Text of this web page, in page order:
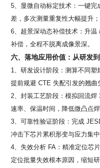
5、显微自动标定技术：一键
差，多次测量重复性大幅提升；
6、超景深动态补偿技术：升温
补偿，全程不脱离成像景深。
六、落地应用价值：从研发
1、研发设计阶段：测算不同塑
提前规避 CTE 失配引发的翘曲
2、封装工艺阶段：模拟回流焊
速率、保温时间，降低微凸点焊
3、可靠性验证阶段：完成
冲击下芯片累积形变与应力集中
4、失效分析 FA ：精准定位芯
定位批量失效根本原因，缩短研